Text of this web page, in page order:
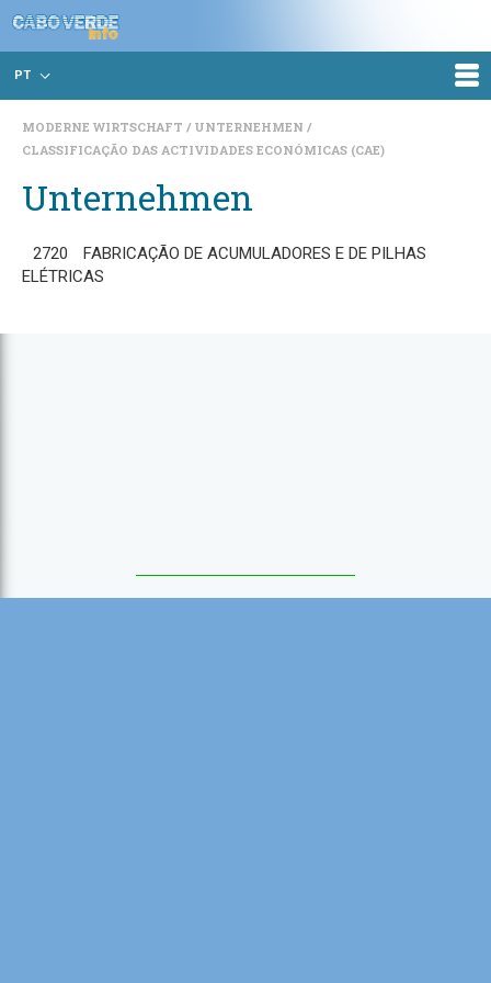
PT
MODERNE WIRTSCHAFT
UNTERNEHMEN
CLASSIFICAÇÃO DAS ACTIVIDADES ECONÓMICAS (CAE)
Unternehmen
2720
FABRICAÇÃO DE ACUMULADORES E DE PILHAS
ELÉTRICAS